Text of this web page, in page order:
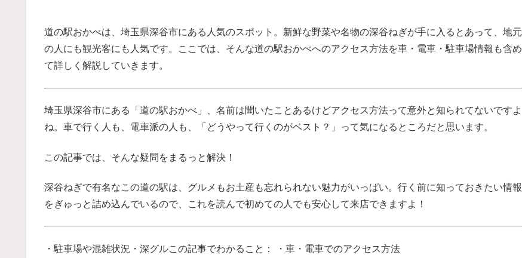
道の駅おかべは、埼玉県深谷市にある人気のスポット。新鮮な野菜や名物の深谷ねぎが手に入るとあって、地元
の人にも観光客にも人気です。ここでは、そんな道の駅おかべへのアクセス方法を車・電車・駐車場情報も含め
て詳しく解説していきます。
埼玉県深谷市にある「道の駅おかべ」、名前は聞いたことあるけどアクセス方法って意外と知られてないですよ
ね。車で行く人も、電車派の人も、「どうやって行くのがベスト？」って気になるところだと思います。
この記事では、そんな疑問をまるっと解決！
深谷ねぎで有名なこの道の駅は、グルメもお土産も忘れられない魅力がいっぱい。行く前に知っておきたい情報
をぎゅっと詰め込んでいるので、これを読んで初めての人でも安心して来店できますよ！
・ 駐車場や混雑状況 ・ 深グルこの記事でわかること： ・車・電車でのアクセス方法